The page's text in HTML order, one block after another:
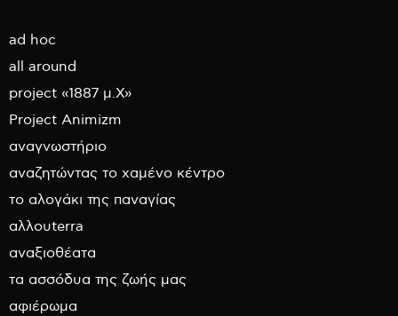
ad hoc
all around
project «1887 μ.Χ»
Project Animizm
αναγνωστήριο
αναζητώντας το χαμένο κέντρο
το αλογάκι της παναγίας
αλλουterra
αναξιοθέατα
τα ασσόδυα της ζωής μας
αφιέρωμα